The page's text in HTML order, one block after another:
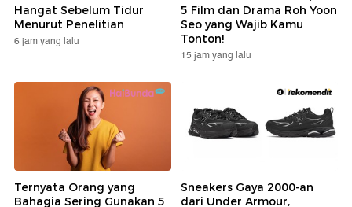
Hangat Sebelum Tidur
Menurut Penelitian
6 jam yang lalu
5 Film dan Drama Roh Yoon
Seo yang Wajib Kamu
Tonton!
15 jam yang lalu
Ternyata Orang yang
Bahagia Sering Gunakan 5
Sneakers Gaya 2000-an
dari Under Armour,